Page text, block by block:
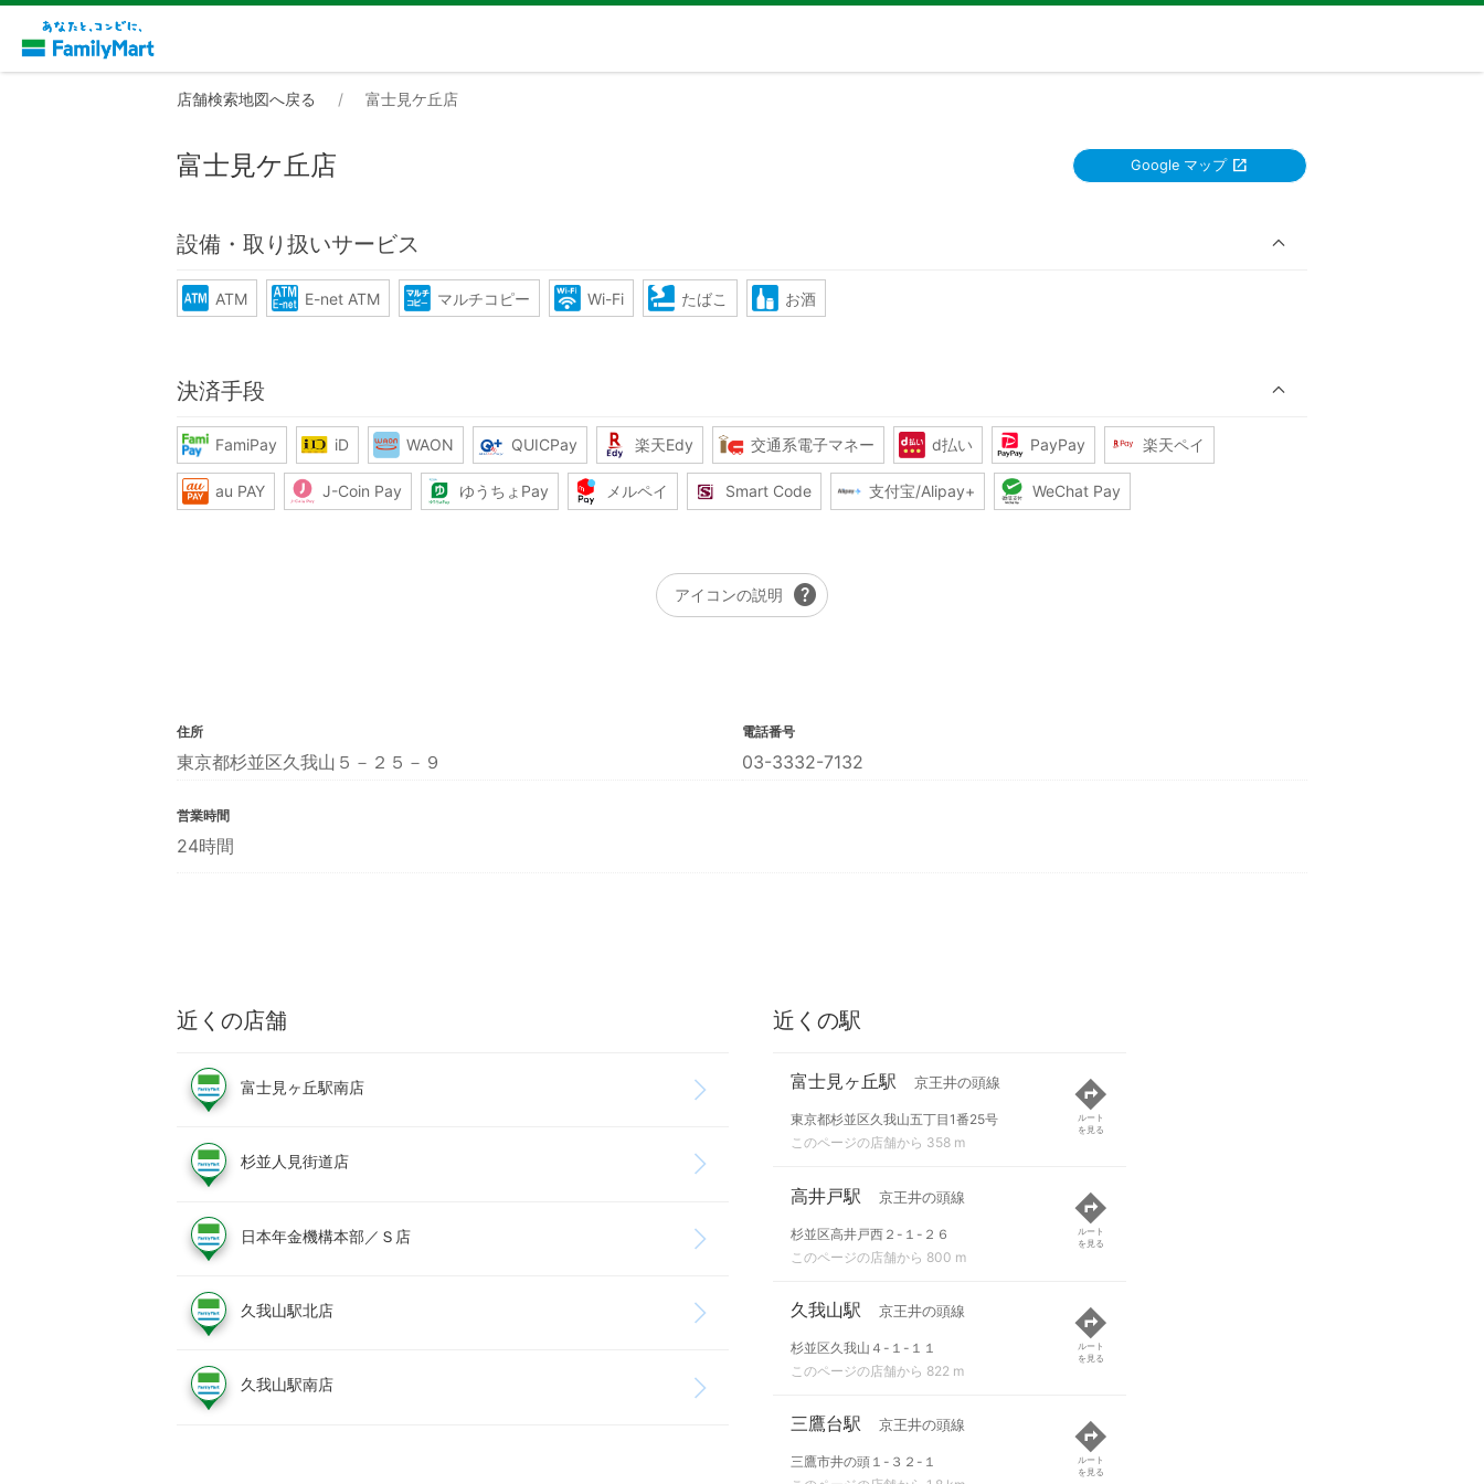
店舗検索地図へ戻る 富士見ケ丘店
富士見ケ丘店 Google マップ
設備・取り扱いサービス
ATM E-net ATM マルチコピー Wi-Fi たばこ お酒
決済手段
FamiPay iD WAON QUICPay 楽天Edy 交通系電子マネー d払い PayPay 楽天ペイ
au PAY J-Coin Pay ゆうちょPay メルペイ Smart Code 支付宝/Alipay+ WeChat Pay
アイコンの説明 help
住所
東京都杉並区久我山５－２５－９
電話番号
03-3332-7132
営業時間
24時間
近くの店舗
富士見ヶ丘駅南店
杉並人見街道店
日本年金機構本部／Ｓ店
久我山駅北店
久我山駅南店
近くの駅
富士見ヶ丘駅 京王井の頭線
東京都杉並区久我山五丁目1番25号
このページの店舗から 358 m
ルート
を見る
高井戸駅 京王井の頭線
杉並区高井戸西２-１-２６
このページの店舗から 800 m
ルート
を見る
久我山駅 京王井の頭線
杉並区久我山４-１-１１
このページの店舗から 822 m
ルート
を見る
三鷹台駅 京王井の頭線
三鷹市井の頭１-３２-１
ルート
を見る